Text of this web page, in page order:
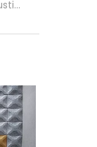
Panneau de plafond acoustique